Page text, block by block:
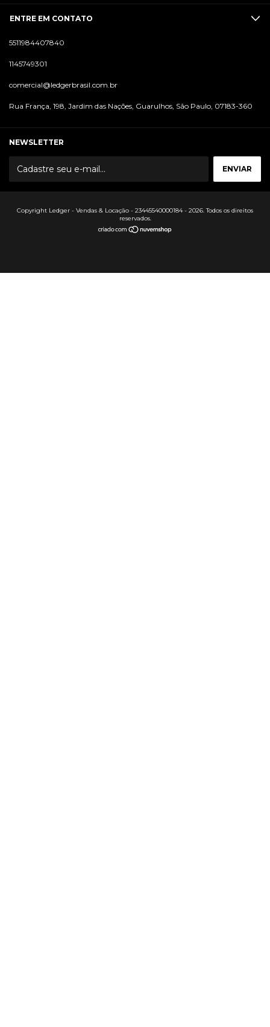
ENTRE EM CONTATO
5511984407840
1145749301
comercial@ledgerbrasil.com.br
Rua França, 198, Jardim das Nações, Guarulhos, São Paulo, 07183-360
NEWSLETTER
Copyright Ledger - Vendas & Locação - 23445540000184 - 2026. Todos os direitos
reservados.